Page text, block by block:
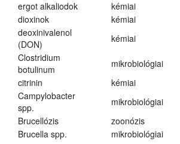
ergot alkaliodok
kémiai
dioxinok
kémiai
deoxinivalenol
(DON)
kémiai
Clostridium
botulinum
mikrobiológiai
citrinin
kémiai
Campylobacter
spp.
mikrobiológiai
Brucellózis
zoonózis
Brucella spp.
mikrobiológiai